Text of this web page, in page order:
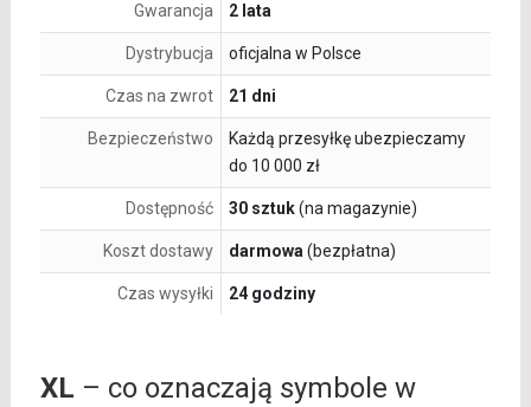
Gwarancja 2 lata
Dystrybucja oficjalna w Polsce
Czas na zwrot 21 dni
Bezpieczeństwo
Każdą przesyłkę ubezpieczamy
do 10 000 zł
Dostępność 30 sztuk(na magazynie)
Koszt dostawy darmowa (bezpłatna)
Czas wysyłki 24 godziny
XL – co oznaczają symbole w